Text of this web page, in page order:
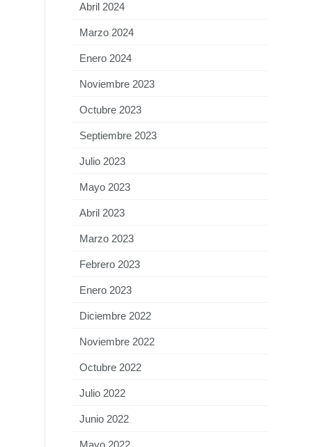
Abril 2024
Marzo 2024
Enero 2024
Noviembre 2023
Octubre 2023
Septiembre 2023
Julio 2023
Mayo 2023
Abril 2023
Marzo 2023
Febrero 2023
Enero 2023
Diciembre 2022
Noviembre 2022
Octubre 2022
Julio 2022
Junio 2022